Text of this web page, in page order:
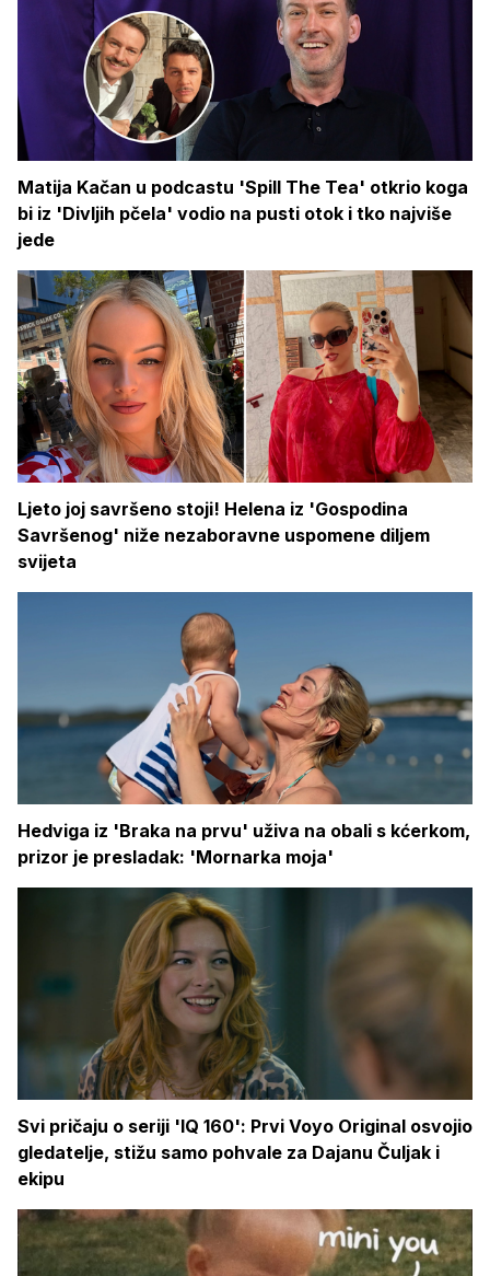
Matija Kačan u podcastu 'Spill The Tea' otkrio koga
bi iz 'Divljih pčela' vodio na pusti otok i tko najviše
jede
Ljeto joj savršeno stoji! Helena iz 'Gospodina
Savršenog' niže nezaboravne uspomene diljem
svijeta
Hedviga iz 'Braka na prvu' uživa na obali s kćerkom,
prizor je presladak: 'Mornarka moja'
Svi pričaju o seriji 'IQ 160': Prvi Voyo Original osvojio
gledatelje, stižu samo pohvale za Dajanu Čuljak i
ekipu